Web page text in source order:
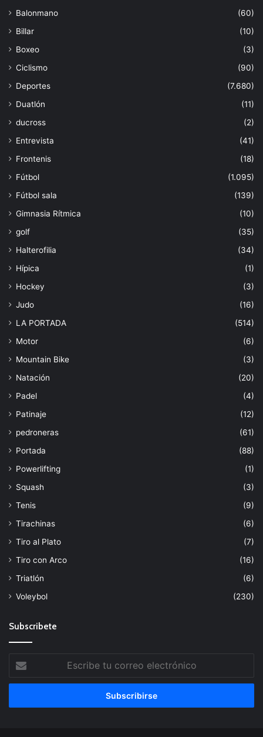
Balonmano
(60)
Billar
(10)
Boxeo
(3)
Ciclismo
(90)
Deportes
(7.680)
Duatlón
(11)
ducross
(2)
Entrevista
(41)
Frontenis
(18)
Fútbol
(1.095)
Fútbol sala
(139)
Gimnasia Rítmica
(10)
golf
(35)
Halterofilia
(34)
Hípica
(1)
Hockey
(3)
Judo
(16)
LA PORTADA
(514)
Motor
(6)
Mountain Bike
(3)
Natación
(20)
Padel
(4)
Patinaje
(12)
pedroneras
(61)
Portada
(88)
Powerlifting
(1)
Squash
(3)
Tenis
(9)
Tirachinas
(6)
Tiro al Plato
(7)
Tiro con Arco
(16)
Triatlón
(6)
Voleybol
(230)
Subscribete
tu
correo